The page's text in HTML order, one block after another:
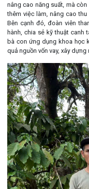
nâng cao năng suất, mà
thêm việc làm, nâng cao
Bên cạnh đó, đoàn viên
hành, chia sẻ kỹ thuật canh
bà con ứng dụng khoa học
quả nguồn vốn vay, xây